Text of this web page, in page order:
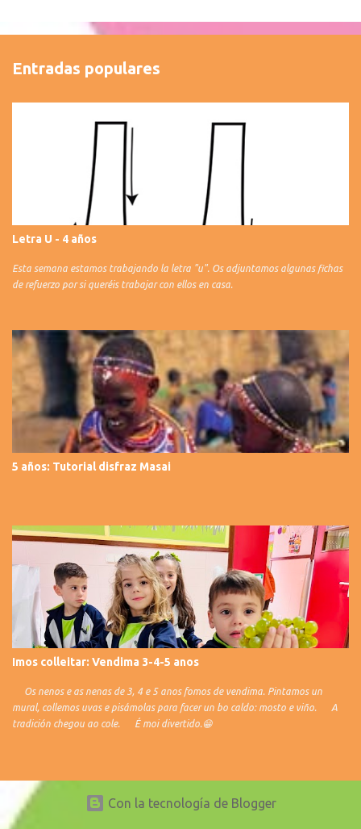
Entradas populares
Letra U - 4 años
Esta semana estamos trabajando la letra "u". Os adjuntamos algunas fichas
de refuerzo por si queréis trabajar con ellos en casa.
5 años: Tutorial disfraz Masai
Imos colleitar: Vendima 3-4-5 anos
Os nenos e as nenas de 3, 4 e 5 anos fomos de vendima. Pintamos un
mural, collemos uvas e pisámolas para facer un bo caldo: mosto e viño. A
tradición chegou ao cole. É moi divertido.😁
Con la tecnología de Blogger